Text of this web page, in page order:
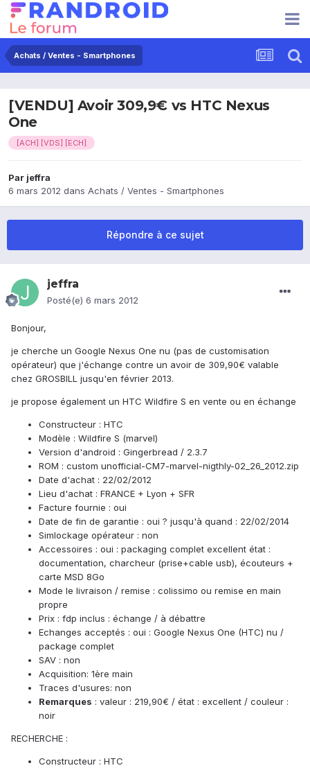
Achats / Ventes - Smartphones
[VENDU] Avoir 309,9€ vs HTC Nexus
One
[ACH] [VDS] [ECH]
Par jeffra
6 mars 2012 dans Achats / Ventes - Smartphones
Répondre à ce sujet
jeffra
Posté(e) 6 mars 2012
Bonjour,
je cherche un Google Nexus One nu (pas de customisation
opérateur) que j'échange contre un avoir de 309,90€ valable
chez GROSBILL jusqu'en février 2013.
je propose également un HTC Wildfire S en vente ou en échange
Constructeur : HTC
Modèle : Wildfire S (marvel)
Version d'android : Gingerbread / 2.3.7
ROM : custom unofficial-CM7-marvel-nigthly-02_26_2012.zip
Date d'achat : 22/02/2012
Lieu d'achat : FRANCE + Lyon + SFR
Facture fournie : oui
Date de fin de garantie : oui ? jusqu'à quand : 22/02/2014
Simlockage opérateur : non
Accessoires : oui : packaging complet excellent état :
documentation, charcheur (prise+cable usb), écouteurs +
carte MSD 8Go
Mode le livraison / remise : colissimo ou remise en main
propre
Prix : fdp inclus : échange / à débattre
Echanges acceptés : oui : Google Nexus One (HTC) nu /
package complet
SAV : non
Acquisition: 1ère main
Traces d'usures: non
Remarques : valeur : 219,90€ / état : excellent / couleur :
noir
RECHERCHE :
Constructeur : HTC